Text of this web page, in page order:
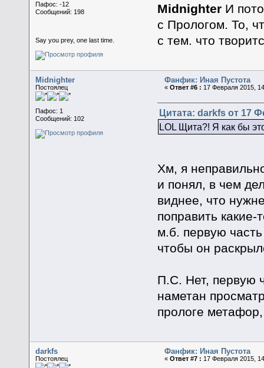
Пафос: -12
Сообщений: 198
Say you prey, one last time.
MidnighterИ
с Прологом. То,
с тем. что
Midnighter
Постоялец
Пафос: 1
Сообщений: 102
Фанфик: Иная Пустота
«Ответ #6 : 17 Февраля 2015,
Цитата: darkfs от 17
LOL Щита?! Я как бы
Хм, я
и понял, в чем
виднее, что
поправить
м.б. первую
чтобы он
П.С. Нет, первую
наметан
прологе
darkfs
Постоялец
Фанфик: Иная Пустота
«Ответ #7 : 17 Февраля 2015,